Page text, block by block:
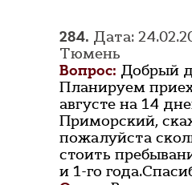
284. Дата:
Тюмень
Вопрос: Добрый
Планируем
августе на 14
Приморский,
пожалуйста
стоить
и 1-го